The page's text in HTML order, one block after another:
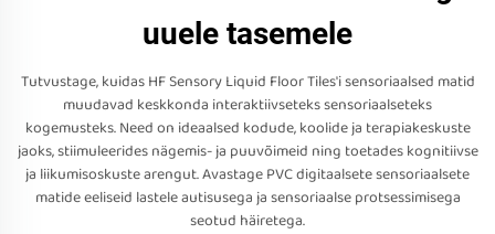
uuele tasemele
Tutvustage, kuidas HF Sensory Liquid Floor Tiles'i sensoriaalsed matid
muudavad keskkonda interaktiivseteks sensoriaalseteks
kogemusteks. Need on ideaalsed kodude, koolide ja terapiakeskuste
jaoks, stiimuleerides nägemis- ja puuvõimeid ning toetades kognitiivse
ja liikumisoskuste arengut. Avastage PVC digitaalsete sensoriaalsete
matide eeliseid lastele autisusega ja sensoriaalse protsessimisega
seotud häiretega.